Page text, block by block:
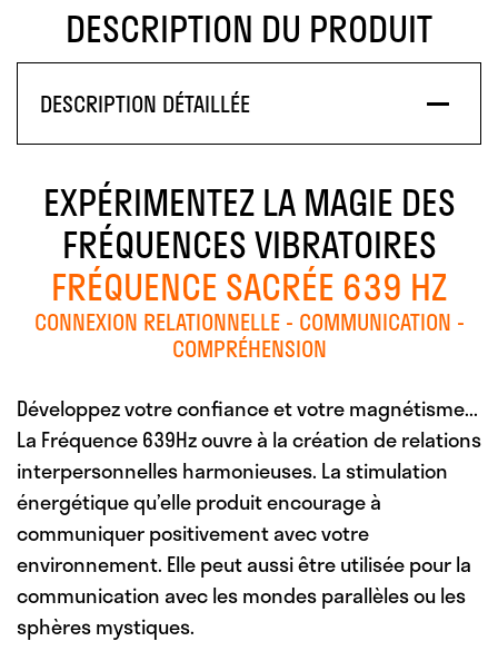
DESCRIPTION DU PRODUIT
DESCRIPTION DÉTAILLÉE
EXPÉRIMENTEZ LA MAGIE DES
FRÉQUENCES VIBRATOIRES
FRÉQUENCE SACRÉE 639 HZ
CONNEXION RELATIONNELLE - COMMUNICATION -
COMPRÉHENSION
Développez votre confiance et votre magnétisme...
La Fréquence 639Hz ouvre à la création de relations
interpersonnelles harmonieuses. La stimulation
énergétique qu’elle produit encourage à
communiquer positivement avec votre
environnement. Elle peut aussi être utilisée pour la
communication avec les mondes parallèles ou les
sphères mystiques.